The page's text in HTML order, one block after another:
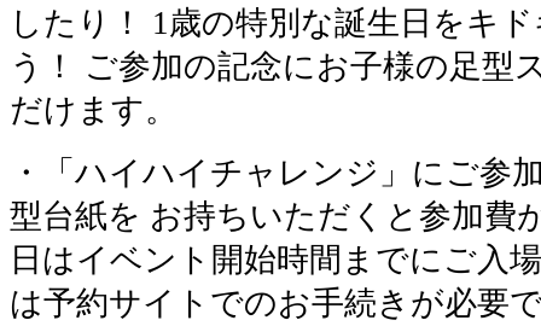
したり！ 1歳の特別な誕生日をキ
う！ ご参加の記念にお子様の足型
だけます。
・「ハイハイチャレンジ」にご参
型台紙を お持ちいただくと参加費
日はイベント開始時間までにご
は予約サイトでのお手続きが必要